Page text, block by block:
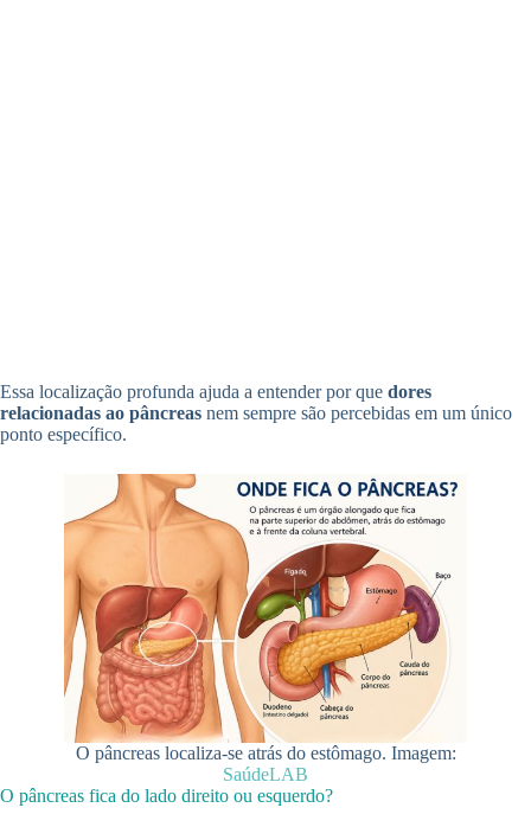
Essa localização profunda ajuda a entender por que dores
relacionadas ao pâncreas nem sempre são percebidas em um único
ponto específico.
O pâncreas localiza-se atrás do estômago. Imagem:
SaúdeLAB
O pâncreas fica do lado direito ou esquerdo?